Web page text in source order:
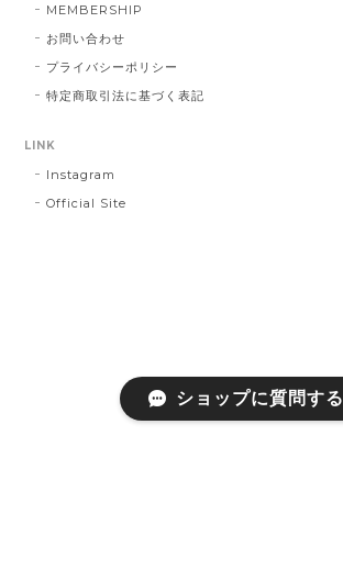
MEMBERSHIP
お問い合わせ
プライバシーポリシー
特定商取引法に基づく表記
LINK
Instagram
Official Site
ショップに質問する